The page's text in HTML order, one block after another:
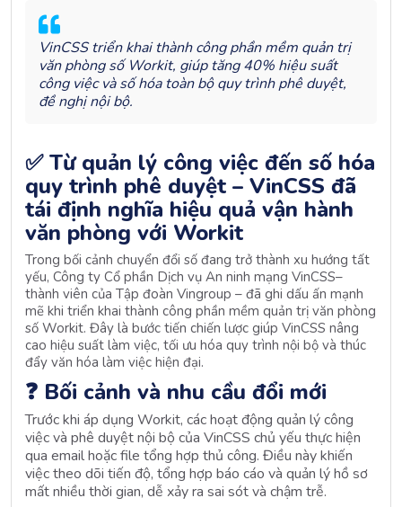
VinCSS triển khai thành công phần mềm quản trị
văn phòng số Workit, giúp tăng 40% hiệu suất
công việc và số hóa toàn bộ quy trình phê duyệt,
đề nghị nội bộ.
✅Từ quản lý công việc đến số hóa
quy trình phê duyệt – VinCSS đã
tái định nghĩa hiệu quả vận hành
văn phòng với Workit
Trong bối cảnh chuyển đổi số đang trở thành xu hướng tất
yếu, Công ty Cổ phần Dịch vụ An ninh mạng VinCSS–
thành viên của Tập đoàn Vingroup – đã ghi dấu ấn mạnh
mẽ khi triển khai thành công phần mềm quản trị văn phòng
số Workit. Đây là bước tiến chiến lược giúp VinCSS nâng
cao hiệu suất làm việc, tối ưu hóa quy trình nội bộ và thúc
đẩy văn hóa làm việc hiện đại.
❓ Bối cảnh và nhu cầu đổi mới
Trước khi áp dụng Workit, các hoạt động quản lý công
việc và phê duyệt nội bộ của VinCSS chủ yếu thực hiện
qua email hoặc file tổng hợp thủ công. Điều này khiến
việc theo dõi tiến độ, tổng hợp báo cáo và quản lý hồ sơ
mất nhiều thời gian, dễ xảy ra sai sót và chậm trễ.